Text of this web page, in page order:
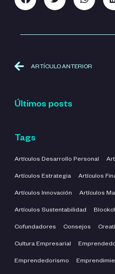
ARTÍCULO ANTERIOR
Últimos posts
Tags
Artículos Desarrollo Personal
Artículos Estrategia Artículos
Artículos Innovación Artículos
Artículos Sustentabilidad
Cofundadores Consejos
Cultura Empresarial
Emprendedorismo